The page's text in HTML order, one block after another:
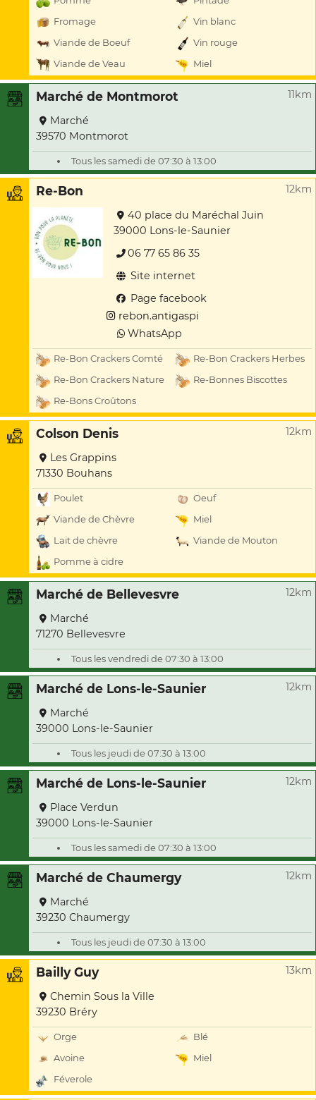
Fromage
Vin blanc
Viande de Boeuf
Vin rouge
Viande de Veau
Miel
Marché de Montmorot 11km
Marché
39570 Montmorot
Tous les samedi de 07:30 à 13:00
Re-Bon 12km
40 place du Maréchal Juin
39000 Lons-le-Saunier
06 77 65 86 35
Site internet
Page facebook
rebon.antigaspi
WhatsApp
Re-Bon Crackers Comté
Re-Bon Crackers Herbes
Re-Bon Crackers Nature
Re-Bonnes Biscottes
Re-Bons Croûtons
Colson Denis 12km
Les Grappins
71330 Bouhans
Poulet
Oeuf
Viande de Chèvre
Miel
Lait de chèvre
Viande de Mouton
Pomme à cidre
Marché de Bellevesvre 12km
Marché
71270 Bellevesvre
Tous les vendredi de 07:30 à 13:00
Marché de Lons-le-Saunier 12km
Marché
39000 Lons-le-Saunier
Tous les jeudi de 07:30 à 13:00
Marché de Lons-le-Saunier 12km
Place Verdun
39000 Lons-le-Saunier
Tous les samedi de 07:30 à 13:00
Marché de Chaumergy 12km
Marché
39230 Chaumergy
Tous les jeudi de 07:30 à 13:00
Bailly Guy 13km
Chemin Sous la Ville
39230 Bréry
Orge
Blé
Avoine
Miel
Féverole